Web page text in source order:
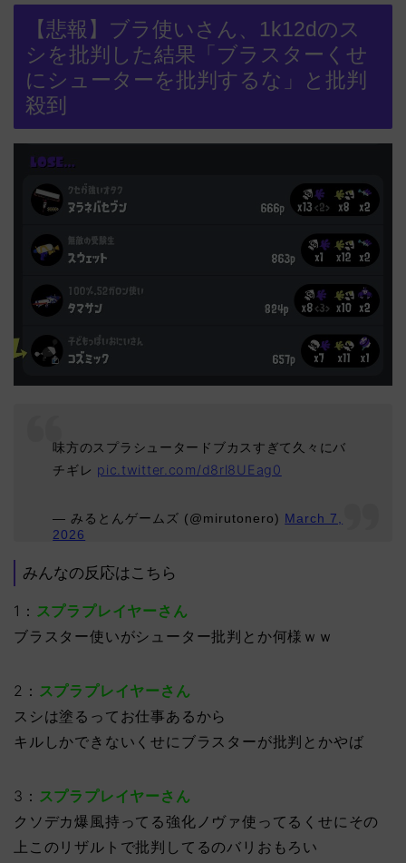
【悲報】ブラ使いさん、1k12dのス
シを批判した結果「ブラスターくせ
にシューターを批判するな」と批判
殺到
味方のスプラシュータードブカスすぎて久々にバ
チギレ pic.twitter.com/d8rl8UEag0
— みるとんゲームズ (@mirutonero) March 7,
2026
みんなの反応はこちら
1： スプラプレイヤーさん
ブラスター使いがシューター批判とか何様ｗｗ
2： スプラプレイヤーさん
スシは塗るってお仕事あるから
キルしかできないくせにブラスターが批判とかやば
3： スプラプレイヤーさん
クソデカ爆風持ってる強化ノヴァ使ってるくせにその
上このリザルトで批判してるのバリおもろい